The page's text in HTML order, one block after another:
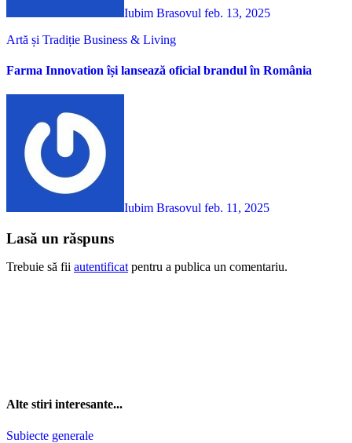
Iubim Brasovul feb. 13, 2025
Artă și Tradiție Business & Living
Farma Innovation își lansează oficial brandul în România
Iubim Brasovul feb. 11, 2025
Lasă un răspuns
Trebuie să fii autentificat pentru a publica un comentariu.
Alte stiri interesante...
Subiecte generale